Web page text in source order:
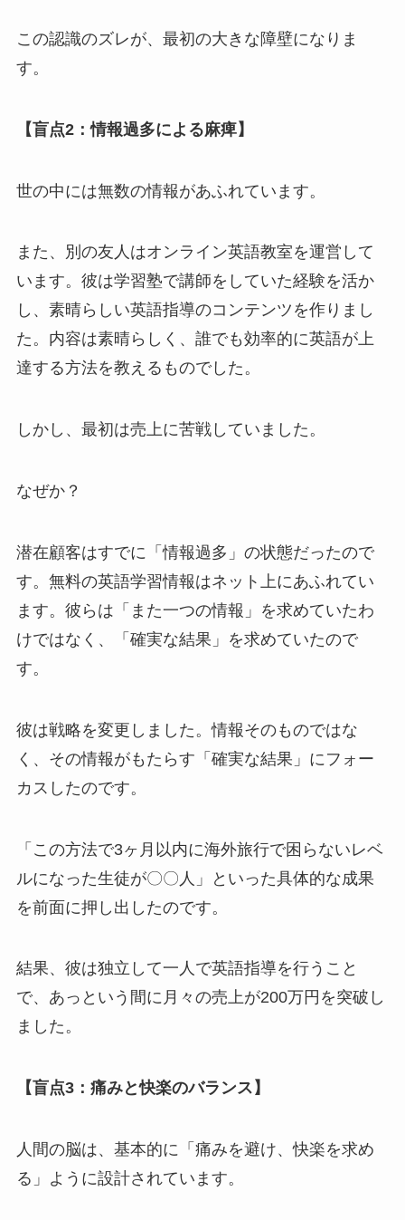
この認識のズレが、最初の大きな障壁になりま
す。
【盲点2：情報過多による麻痺】
世の中には無数の情報があふれています。
また、別の友人はオンライン英語教室を運営して
います。彼は学習塾で講師をしていた経験を活か
し、素晴らしい英語指導のコンテンツを作りまし
た。内容は素晴らしく、誰でも効率的に英語が上
達する方法を教えるものでした。
しかし、最初は売上に苦戦していました。
なぜか？
潜在顧客はすでに「情報過多」の状態だったので
す。無料の英語学習情報はネット上にあふれてい
ます。彼らは「また一つの情報」を求めていたわ
けではなく、「確実な結果」を求めていたので
す。
彼は戦略を変更しました。情報そのものではな
く、その情報がもたらす「確実な結果」にフォー
カスしたのです。
「この方法で3ヶ月以内に海外旅行で困らないレベ
ルになった生徒が〇〇人」といった具体的な成果
を前面に押し出したのです。
結果、彼は独立して一人で英語指導を行うこと
で、あっという間に月々の売上が200万円を突破し
ました。
【盲点3：痛みと快楽のバランス】
人間の脳は、基本的に「痛みを避け、快楽を求め
る」ように設計されています。